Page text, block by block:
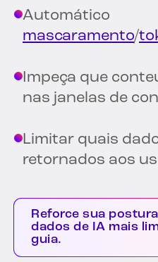
Automático
mascaramento/
Impeça que
nas janelas de
Limitar quais
retornados aos
Reforce sua
dados de IA mais
guia.